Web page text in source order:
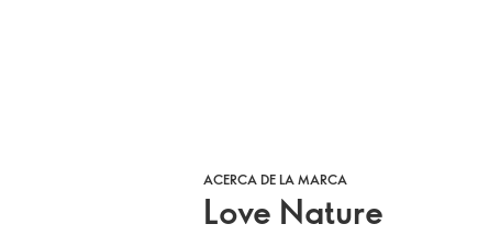
ACERCA DE LA MARCA
Love Nature